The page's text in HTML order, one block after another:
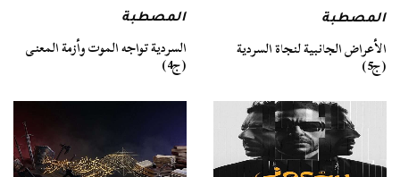
المصطبة
الأعراض الجانبية لنجاة السردية
(ج5)
المصطبة
السردية تواجه الموت وأزمة المعنى
(ج4)